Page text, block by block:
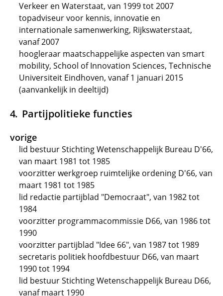
Verkeer en Waterstaat, van 1999 tot 2007
topadviseur voor kennis, innovatie en
internationale samenwerking, Rijkswaterstaat,
vanaf 2007
hoogleraar maatschappelijke aspecten van smart
mobility, School of Innovation Sciences, Technische
Universiteit Eindhoven, vanaf 1 januari 2015
(aanvankelijk in deeltijd)
Partijpolitieke functies
vorige
lid bestuur Stichting Wetenschappelijk Bureau D'66,
van maart 1981 tot 1985
voorzitter werkgroep ruimtelijke ordening D'66, van
maart 1981 tot 1985
lid redactie partijblad "Democraat", van 1982 tot
1984
voorzitter programmacommissie D66, van 1986 tot
1990
voorzitter partijblad "Idee 66", van 1987 tot 1989
secretaris politiek hoofdbestuur D66, van maart
1990 tot 1994
lid bestuur Stichting Wetenschappelijk Bureau D66,
vanaf maart 1990